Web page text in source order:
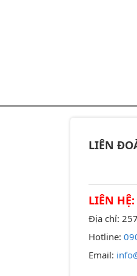
LIÊN
LIÊN HỆ:
Địa chỉ:
Hotline:
Email: